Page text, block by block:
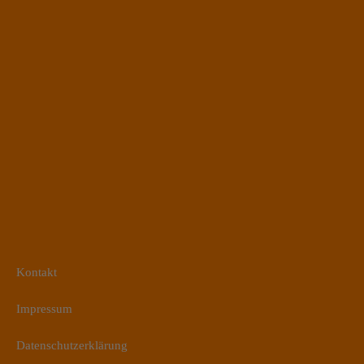
Kontakt
Impressum
Datenschutzerklärung